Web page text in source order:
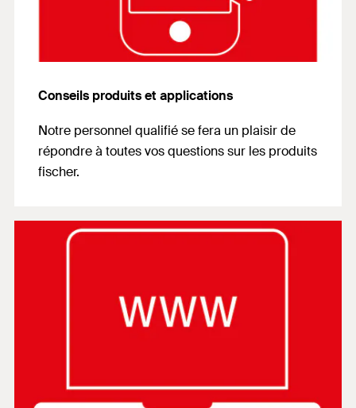
Conseils produits et applications
Notre personnel qualifié se fera un plaisir de
répondre à toutes vos questions sur les produits
fischer.